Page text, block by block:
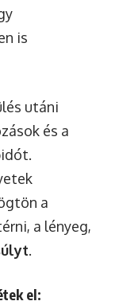
is
utáni
és a
a
a lényeg,
.
el: